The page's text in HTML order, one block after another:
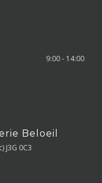
9:00 - 14:00
Beloeil
J3G 0C3